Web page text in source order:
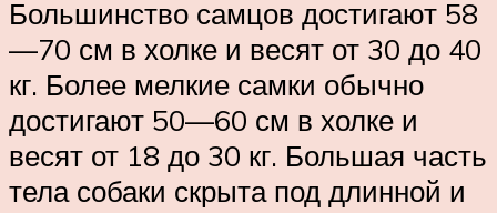
Большинство самцов достигают 58
—70 см в холке и весят от 30 до 40
кг. Более мелкие самки обычно
достигают 50—60 см в холке и
весят от 18 до 30 кг. Большая часть
тела собаки скрыта под длинной и